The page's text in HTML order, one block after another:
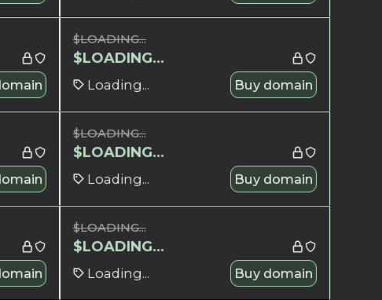
$LOADING...
$LOADING...
Loading... Buy domain
$LOADING...
$LOADING...
Loading... Buy domain
$LOADING...
$LOADING...
Loading... Buy domain